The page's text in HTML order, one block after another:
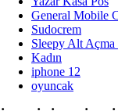
General Mobile
Sudocrem
Sleepy Alt
Kadın
iphone 12
oyuncak